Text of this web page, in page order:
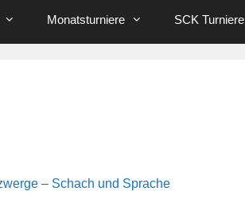
Monatsturniere SCK Turniere
– Schach und Sprache